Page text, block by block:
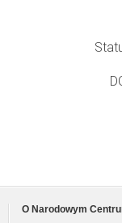
O Narodowym